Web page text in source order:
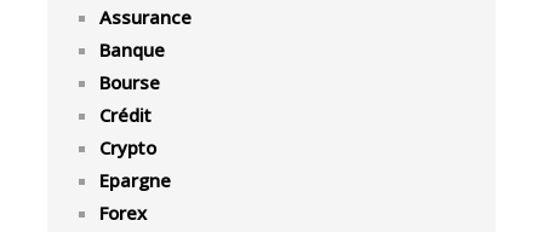
Assurance
Banque
Bourse
Crédit
Crypto
Epargne
Forex